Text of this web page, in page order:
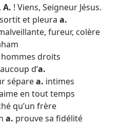
A. ! Viens, Seigneur Jésus.
et pleura a.
fureur, colère
droits
d’a.
séparea. intimes
en tout temps
qu’un frère
a. prouve sa fidélité